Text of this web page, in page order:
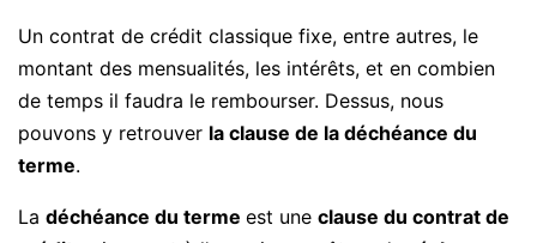
Un contrat de crédit classique fixe, entre autres, le
montant des mensualités, les intérêts, et en combien
de temps il faudra le rembourser. Dessus, nous
pouvons y retrouver la clause de la déchéance du
terme.
La déchéance du terme est une clause du contrat de